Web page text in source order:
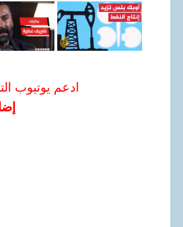
ادعم يوتيوب